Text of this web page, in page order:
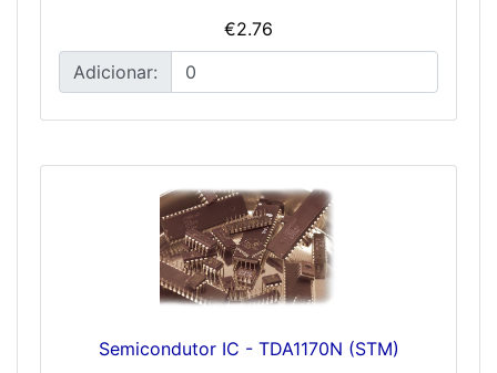
€2.76
Adicionar:
Semicondutor IC - TDA1170N (STM)